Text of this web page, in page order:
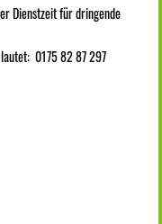
Dienstzeit für dringende
0175 82 87 297